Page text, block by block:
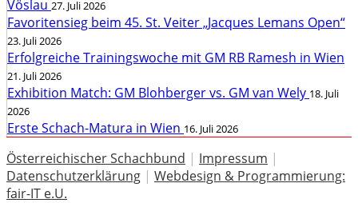
Vöslau 27. Juli 2026
Favoritensieg beim 45. St. Veiter „Jacques Lemans Open“
23. Juli 2026
Erfolgreiche Trainingswoche mit GM RB Ramesh in Wien
21. Juli 2026
Exhibition Match: GM Blohberger vs. GM van Wely 18. Juli
2026
Erste Schach-Matura in Wien 16. Juli 2026
Österreichischer Schachbund | Impressum |
Datenschutzerklärung | Webdesign & Programmierung:
fair-IT e.U.